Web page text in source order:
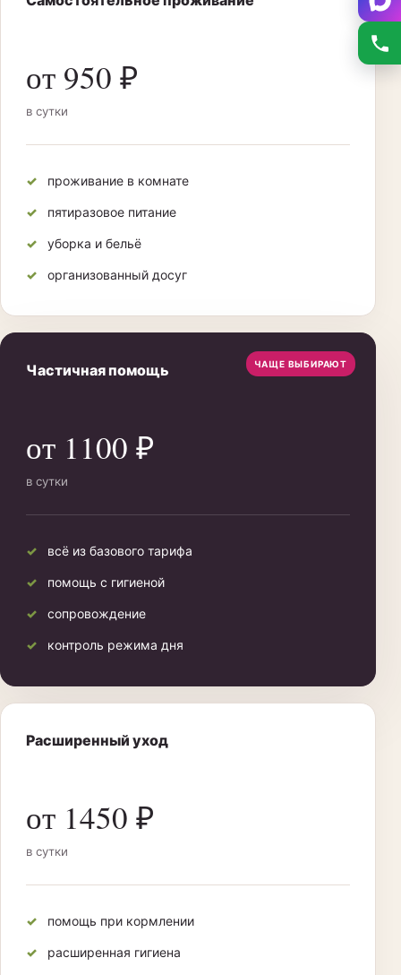
от 950 ₽
в сутки
проживание в комнате
пятиразовое питание
уборка и бельё
организованный досуг
ЧАЩЕ ВЫБИРАЮТ
Частичная помощь
от 1100 ₽
в сутки
всё из базового тарифа
помощь с гигиеной
сопровождение
контроль режима дня
Расширенный уход
от 1450 ₽
в сутки
помощь при кормлении
расширенная гигиена